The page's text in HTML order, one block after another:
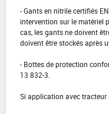
- Gants en nitrile certifiés
intervention sur le matériel
cas, les gants ne doivent
doivent être stockés après
- Bottes de protection
13 832-3.
Si application avec tracteur